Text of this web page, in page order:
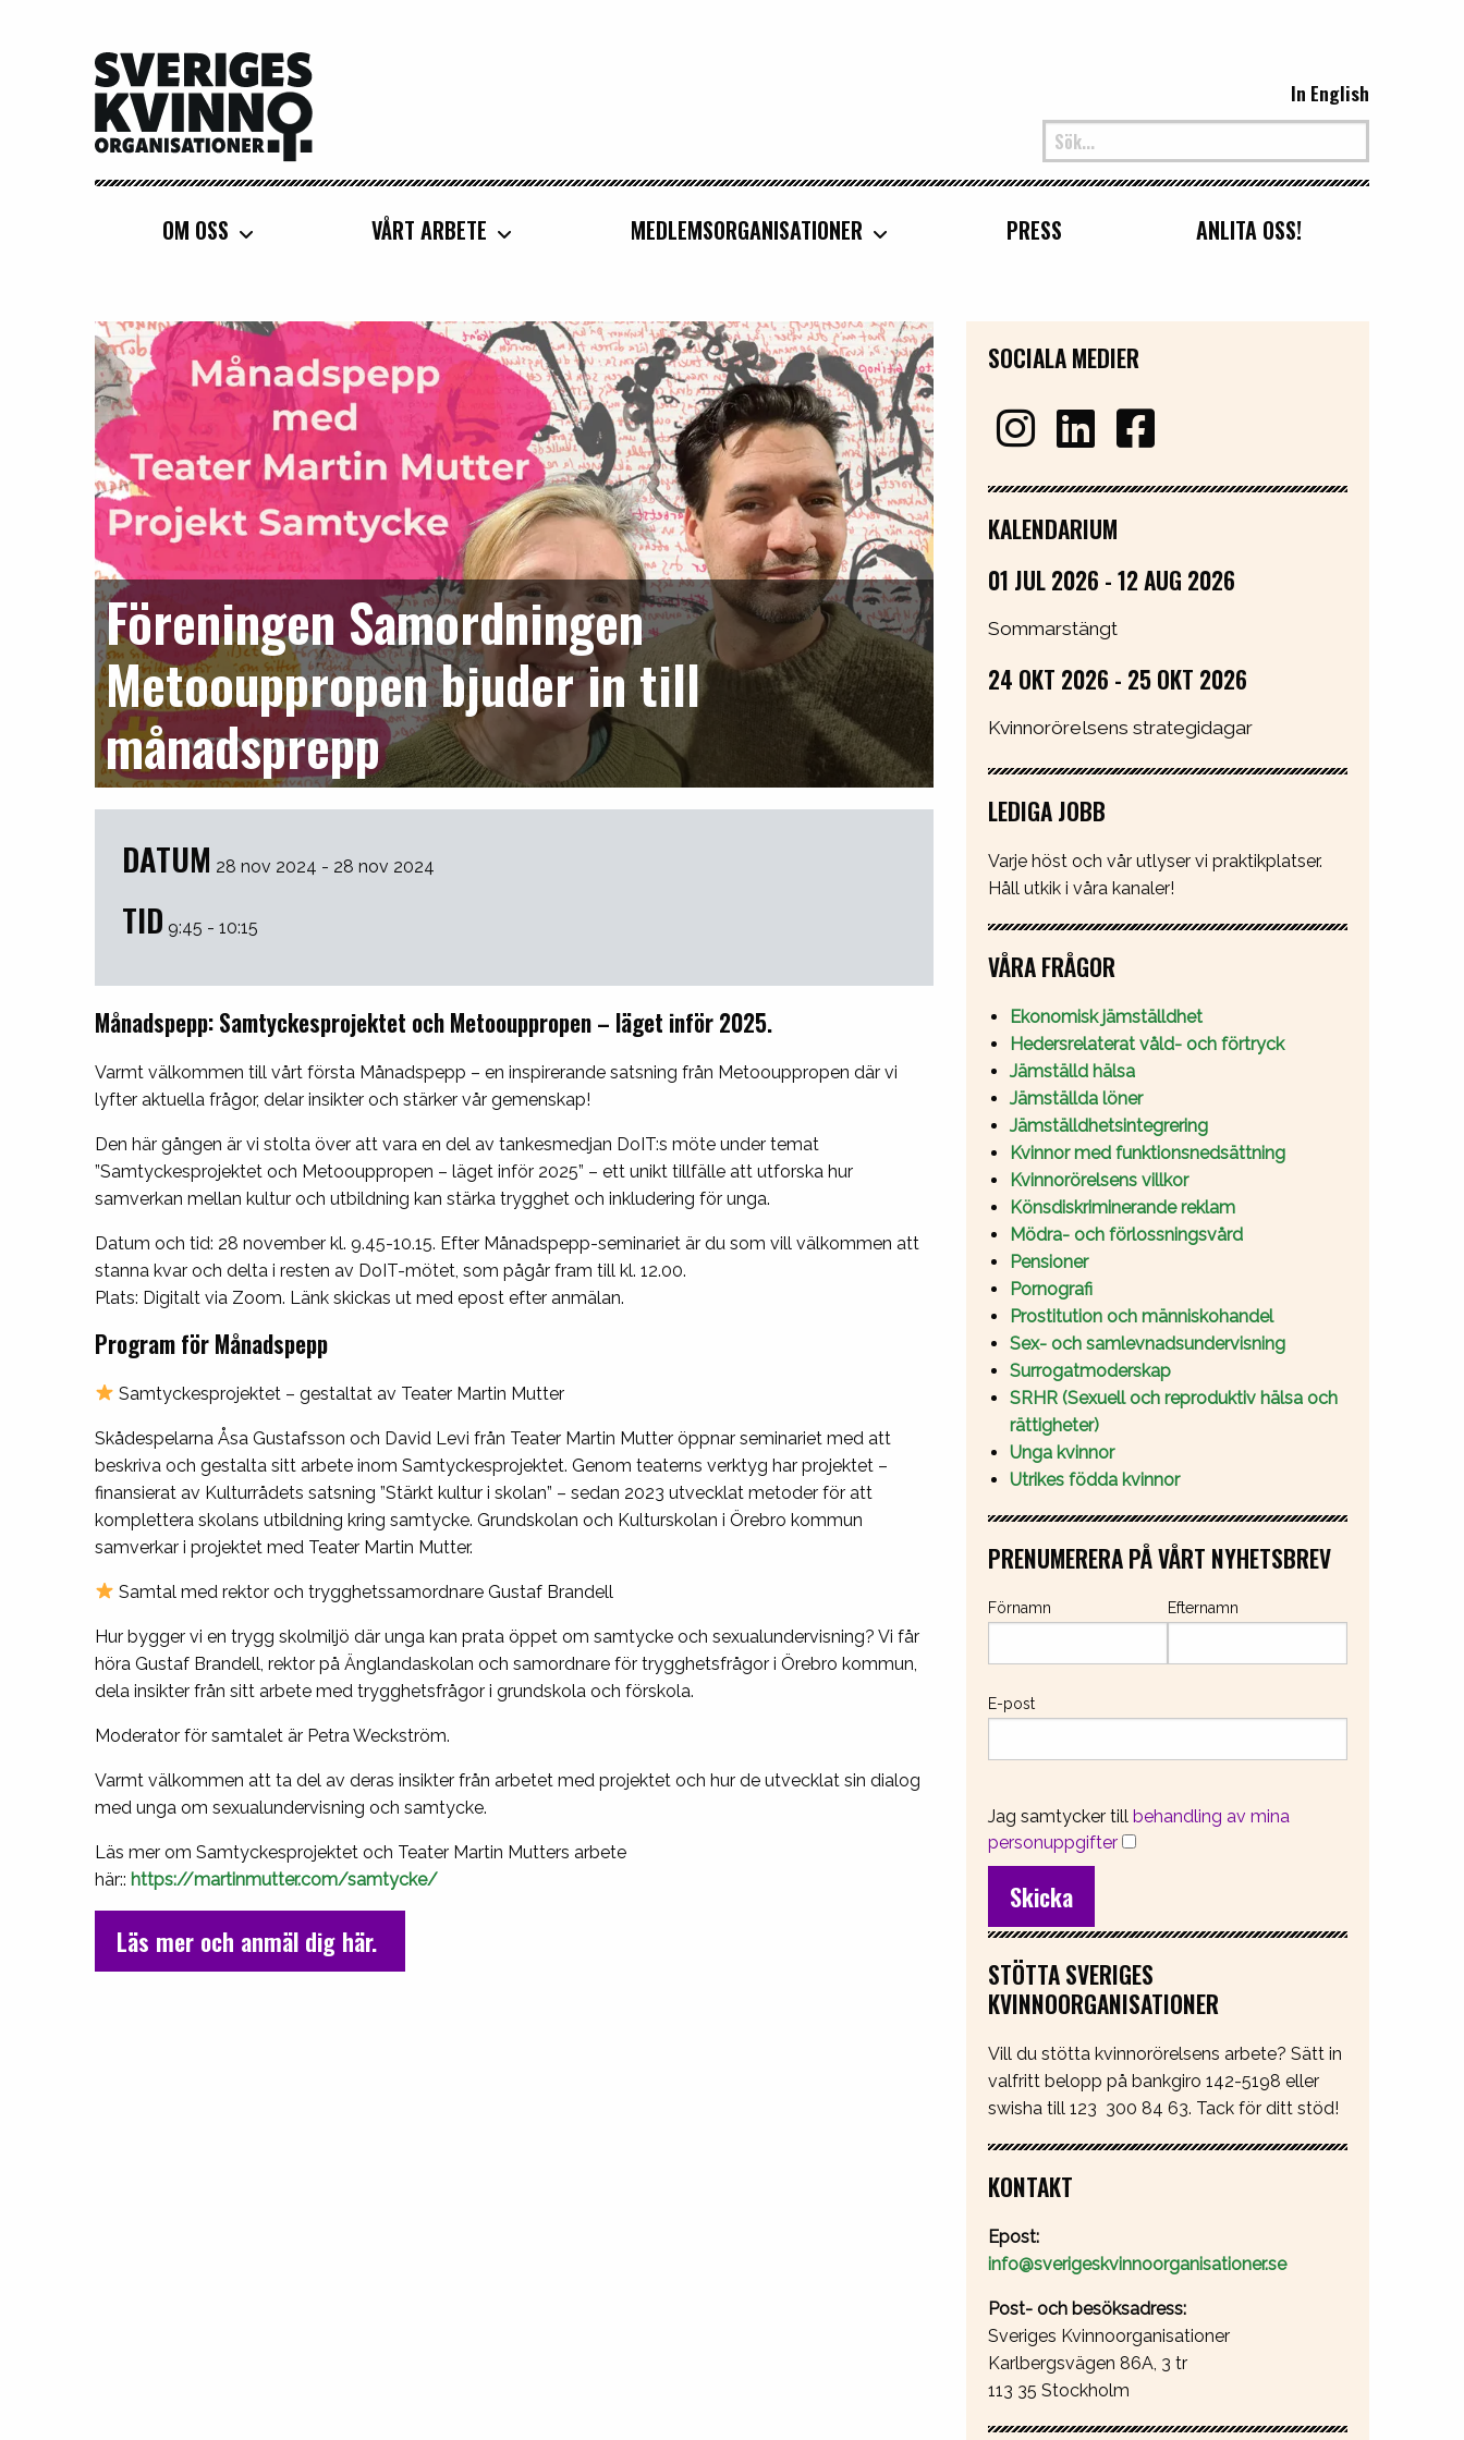
Sveriges Kvinnoorganisationer
In English
OM OSS VÅRT ARBETE MEDLEMSORGANISATIONER PRESS ANLITA OSS!
Föreningen Samordningen
Metoouppropen bjuder in till
månadsprepp
DATUM 28 nov 2024 - 28 nov 2024
TID 9:45 - 10:15
Månadspepp: Samtyckesprojektet och Metoouppropen – läget inför 2025.
Varmt välkommen till vårt första Månadspepp – en inspirerande satsning från Metoouppropen där vi
lyfter aktuella frågor, delar insikter och stärker vår gemenskap!
Den här gången är vi stolta över att vara en del av tankesmedjan DoIT:s möte under temat
”Samtyckesprojektet och Metoouppropen – läget inför 2025” – ett unikt tillfälle att utforska hur
samverkan mellan kultur och utbildning kan stärka trygghet och inkludering för unga.
Datum och tid: 28 november kl. 9.45-10.15. Efter Månadspepp-seminariet är du som vill välkommen att
stanna kvar och delta i resten av DoIT-mötet, som pågår fram till kl. 12.00.
Plats: Digitalt via Zoom. Länk skickas ut med epost efter anmälan.
Program för Månadspepp
Samtyckesprojektet – gestaltat av Teater Martin Mutter
Skådespelarna Åsa Gustafsson och David Levi från Teater Martin Mutter öppnar seminariet med att
beskriva och gestalta sitt arbete inom Samtyckesprojektet. Genom teaterns verktyg har projektet –
finansierat av Kulturrådets satsning ”Stärkt kultur i skolan” – sedan 2023 utvecklat metoder för att
komplettera skolans utbildning kring samtycke. Grundskolan och Kulturskolan i Örebro kommun
samverkar i projektet med Teater Martin Mutter.
Samtal med rektor och trygghetssamordnare Gustaf Brandell
Hur bygger vi en trygg skolmiljö där unga kan prata öppet om samtycke och sexualundervisning? Vi får
höra Gustaf Brandell, rektor på Änglandaskolan och samordnare för trygghetsfrågor i Örebro kommun,
dela insikter från sitt arbete med trygghetsfrågor i grundskola och förskola.
Moderator för samtalet är Petra Weckström.
Varmt välkommen att ta del av deras insikter från arbetet med projektet och hur de utvecklat sin dialog
med unga om sexualundervisning och samtycke.
Läs mer om Samtyckesprojektet och Teater Martin Mutters arbete
här:: https://martinmutter.com/samtycke/
Läs mer och anmäl dig här.
SOCIALA MEDIER
KALENDARIUM
01 JUL 2026 - 12 AUG 2026
Sommarstängt
24 OKT 2026 - 25 OKT 2026
Kvinnorörelsens strategidagar
LEDIGA JOBB
Varje höst och vår utlyser vi praktikplatser.
Håll utkik i våra kanaler!
VÅRA FRÅGOR
Ekonomisk jämställdhet
Hedersrelaterat våld- och förtryck
Jämställd hälsa
Jämställda löner
Jämställdhetsintegrering
Kvinnor med funktionsnedsättning
Kvinnorörelsens villkor
Könsdiskriminerande reklam
Mödra- och förlossningsvård
Pensioner
Pornografi
Prostitution och människohandel
Sex- och samlevnadsundervisning
Surrogatmoderskap
SRHR (Sexuell och reproduktiv hälsa och
rättigheter)
Unga kvinnor
Utrikes födda kvinnor
PRENUMERERA PÅ VÅRT NYHETSBREV
Förnamn Efternamn
E-post
Jag samtycker till behandling av mina
personuppgifter
STÖTTA SVERIGES
KVINNOORGANISATIONER
Vill du stötta kvinnorörelsens arbete? Sätt in
valfritt belopp på bankgiro 142-5198 eller
swisha till 123 300 84 63. Tack för ditt stöd!
KONTAKT
Epost:
info@sverigeskvinnoorganisationer.se
Post- och besöksadress:
Sveriges Kvinnoorganisationer
Karlbergsvägen 86A, 3 tr
113 35 Stockholm